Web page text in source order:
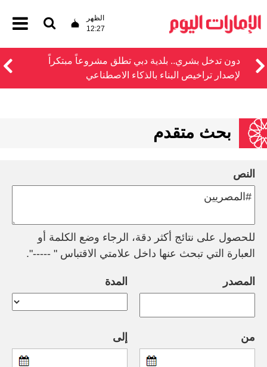
الظهر
12:27
دون تدخل بشري.. بلدية دبي تطلق مشروعاً مبتكراً
لإصدار تراخيص البناء بالذكاء الاصطناعي
بحث متقدم
النص
للحصول على نتائج أكثر دقة، الرجاء وضع الكلمة أو
العبارة التي تبحث عنها داخل علامتي الاقتباس " -----".
المصدر المدة
من إلى